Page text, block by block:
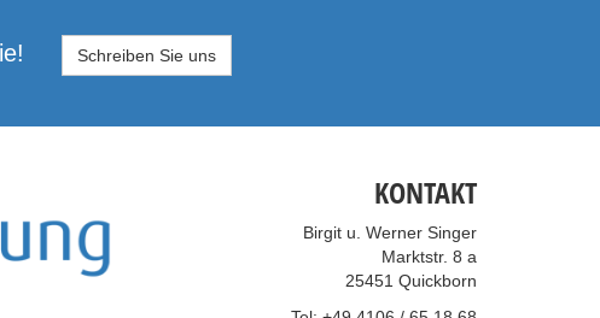
Schreiben Sie uns
KONTAKT
Birgit u. Werner Singer
Marktstr. 8 a
25451 Quickborn